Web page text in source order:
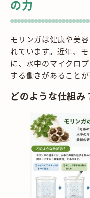
の力
モリンガは健康や美
れています。近年、
に、水中のマイクロ
する働きがあること
どのような仕組み